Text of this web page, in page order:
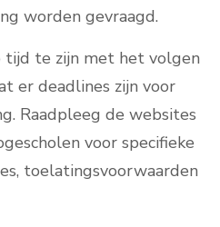
worden gevraagd.
tijd te zijn met het volgen
er deadlines zijn voor
Raadpleeg de websites
voor specifieke
toelatingsvoorwaarden